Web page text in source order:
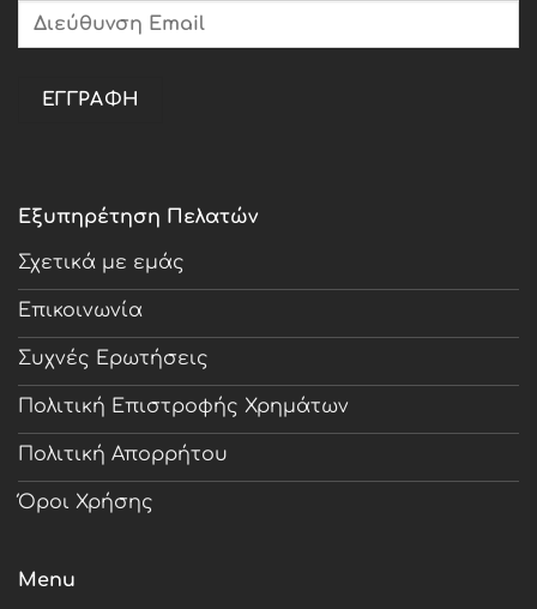
Εξυπηρέτηση Πελατών
Σχετικά με εμάς
Επικοινωνία
Συχνές Ερωτήσεις
Πολιτική Επιστροφής Χρημάτων
Πολιτική Απορρήτου
Όροι Χρήσης
Menu